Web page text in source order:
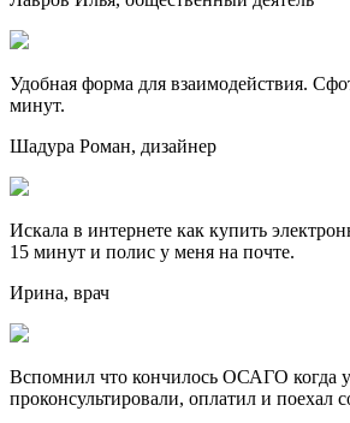
Удобная форма для взаимодействия.
минут.
Шадура Роман, дизайнер
Искала в интернете как купить
15 минут и полис у меня на почте.
Ирина, врач
Вспомнил что кончилось ОСАГО когда
проконсультировали, оплатил и поехал